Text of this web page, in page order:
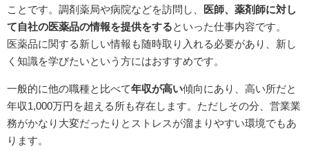
ことです。調剤薬局や病院などを訪問し、
医師、薬剤師に対し
て自社の医薬品の情報を提供をする といった仕事内容です。
医薬品に関する新しい情報も随時取り入れる必要があり、新し
く知識を学びたいという方にはおすすめです。
一般的に他の職種と比べて年収が高い傾向にあり、高い所だと
年収1,000万円を超える所も存在します。ただしその分、営業業
務がかなり大変だったりとストレスが溜まりやすい環境でもあ
ります。